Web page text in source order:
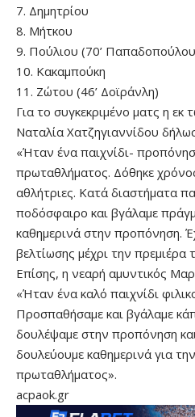
7. Δημητρίου
8. Μήτκου
9. Πούλιου (70’
10. Κακαμπούκη
11. Ζώτου (46’ Δοϊράνλη)
Για το συγκεκριμένο ματς η
Ναταλία Χατζηγιαννίδου
«Ήταν ένα παιχνίδι-
πρωταθλήματος. Δόθηκε
αθλήτριες. Κατά διαστήματα
ποδόσφαιρο και βγάλαμε
καθημερινά στην προπόνηση.
βελτίωσης μέχρι την
Επίσης, η νεαρή αμυντικός
«Ήταν ένα καλό παιχνίδι
Προσπαθήσαμε και βγάλαμε
δουλέψαμε στην προπόνηση
δουλεύουμε καθημερινά για
πρωταθλήματος».
acpaok.gr